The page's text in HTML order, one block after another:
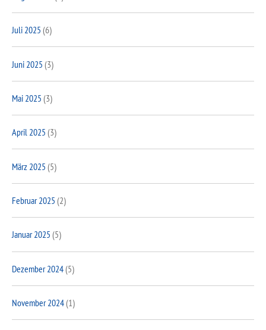
Juli 2025 (6)
Juni 2025 (3)
Mai 2025 (3)
April 2025 (3)
März 2025 (5)
Februar 2025 (2)
Januar 2025 (5)
Dezember 2024(5)
November 2024(1)